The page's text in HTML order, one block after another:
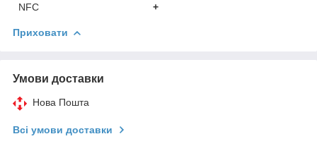
NFC
+
Приховати
Умови доставки
Нова Пошта
Всі умови доставки